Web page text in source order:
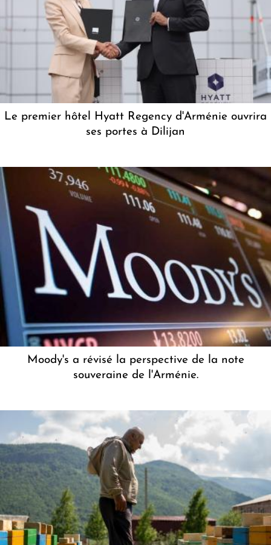
Le premier hôtel Hyatt Regency d'Arménie ouvrira
ses portes à Dilijan
Moody's a révisé la perspective de la note
souveraine de l'Arménie.